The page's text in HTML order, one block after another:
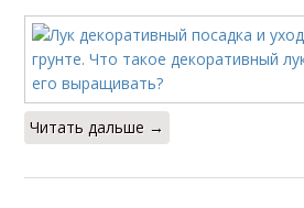
Читать дальше →